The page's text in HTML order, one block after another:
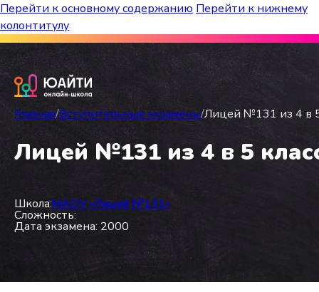
Перейти к основному содержанию Перейти к нижнему
колонтитулу
Бесплатный марафон к топ-школам!
Главная/Вступительные экзамены/Лицей №131 из 4 в
Лицей №131 из 4 в 5
Школа:МАОУ «Лицей №131»
Сложность:
Дата экзамена: 2000